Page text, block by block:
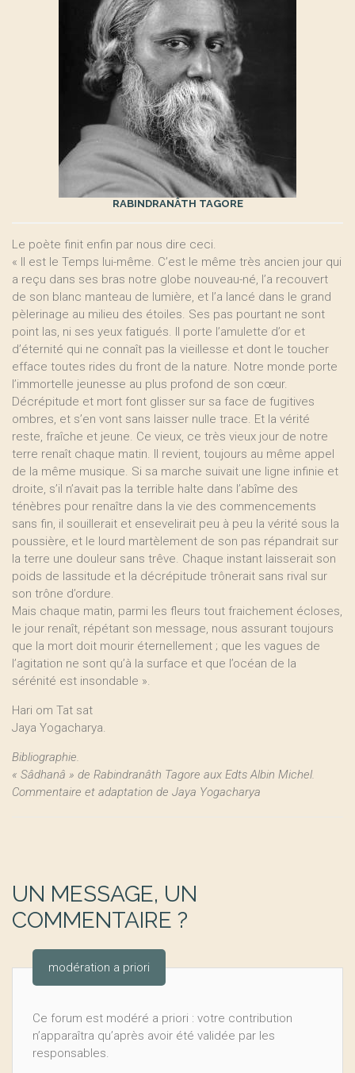
RABINDRANÂTH TAGORE
Le poète finit enfin par nous dire ceci.
« Il est le Temps lui-même. C’est le même très ancien jour qui
a reçu dans ses bras notre globe nouveau-né, l’a recouvert
de son blanc manteau de lumière, et l’a lancé dans le grand
pèlerinage au milieu des étoiles. Ses pas pourtant ne sont
point las, ni ses yeux fatigués. Il porte l’amulette d’or et
d’éternité qui ne connaît pas la vieillesse et dont le toucher
efface toutes rides du front de la nature. Notre monde porte
l’immortelle jeunesse au plus profond de son cœur.
Décrépitude et mort font glisser sur sa face de fugitives
ombres, et s’en vont sans laisser nulle trace. Et la vérité
reste, fraîche et jeune. Ce vieux, ce très vieux jour de notre
terre renaît chaque matin. Il revient, toujours au même appel
de la même musique. Si sa marche suivait une ligne infinie et
droite, s’il n’avait pas la terrible halte dans l’abîme des
ténèbres pour renaître dans la vie des commencements
sans fin, il souillerait et ensevelirait peu à peu la vérité sous la
poussière, et le lourd martèlement de son pas répandrait sur
la terre une douleur sans trêve. Chaque instant laisserait son
poids de lassitude et la décrépitude trônerait sans rival sur
son trône d’ordure.
Mais chaque matin, parmi les fleurs tout fraichement écloses,
le jour renaît, répétant son message, nous assurant toujours
que la mort doit mourir éternellement ; que les vagues de
l’agitation ne sont qu’à la surface et que l’océan de la
sérénité est insondable ».
Hari om Tat sat
Jaya Yogacharya.
Bibliographie.
« Sâdhanâ » de Rabindranâth Tagore aux Edts Albin Michel.
Commentaire et adaptation de Jaya Yogacharya
UN MESSAGE, UN
COMMENTAIRE ?
modération a priori
Ce forum est modéré a priori : votre contribution
n’apparaîtra qu’après avoir été validée par les
responsables.